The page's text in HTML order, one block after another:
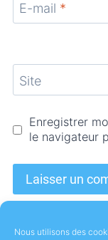
Nous utilisons des
E-mail *
Site
Enregistrer
le navigateur